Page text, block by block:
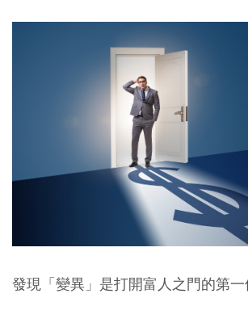
發現「變異」是打開富人之門的第一